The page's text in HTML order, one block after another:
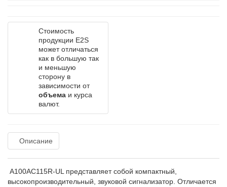
Стоимость
продукции E2S
может отличаться
как в большую так
и меньшую
сторону в
зависимости от
объема и курса
валют.
Описание
A100AC115R-UL представляет собой компактный,
высокопроизводительный, звуковой сигнализатор. Отличается